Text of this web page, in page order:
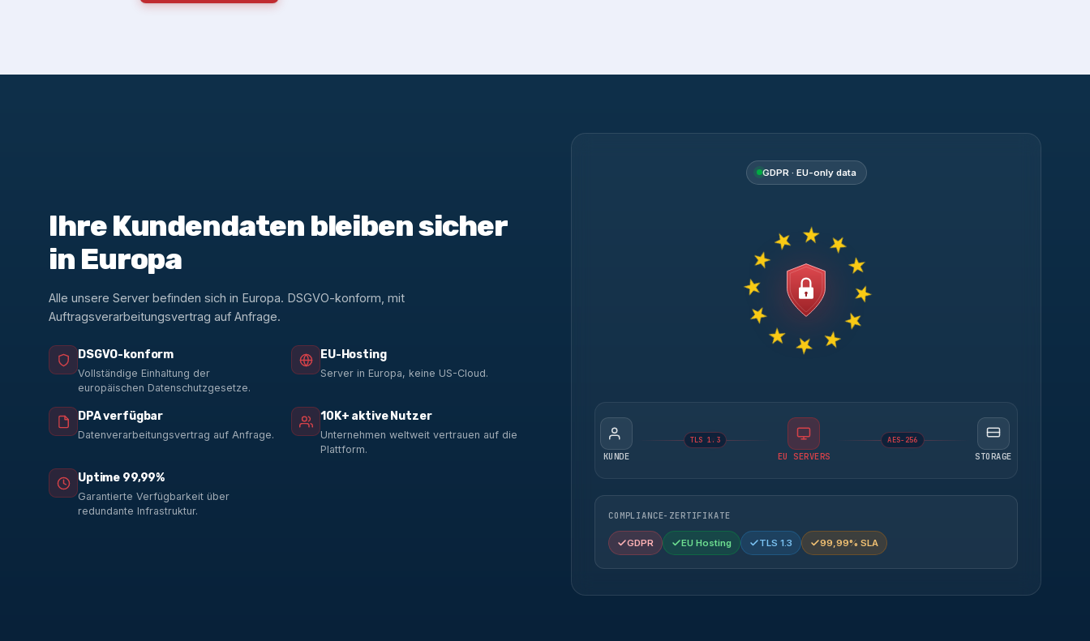
Ihre Kundendaten bleiben sicher
in Europa
Alle unsere Server befinden sich in Europa. DSGVO-konform, mit
Auftragsverarbeitungsvertrag auf Anfrage.
DSGVO-konform
Vollständige Einhaltung der
europäischen Datenschutzgesetze.
EU-Hosting
Server in Europa, keine US-Cloud.
DPA verfügbar
Datenverarbeitungsvertrag auf Anfrage.
10K+ aktive Nutzer
Unternehmen weltweit vertrauen auf die
Plattform.
Uptime 99,99%
Garantierte Verfügbarkeit über
redundante Infrastruktur.
GDPR · EU-only data
KUNDE
TLS 1.3
EU SERVERS
AES-256
STORAGE
COMPLIANCE-ZERTIFIKATE
GDPR EU Hosting TLS 1.3 99,99% SLA